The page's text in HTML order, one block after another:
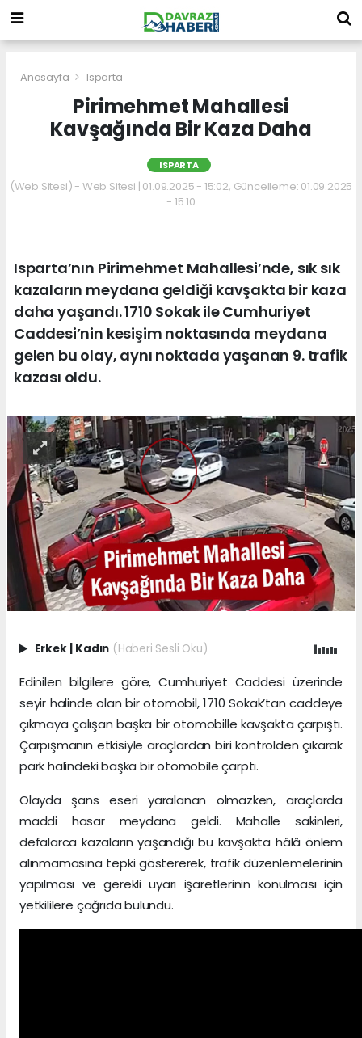
Anasayfa Isparta
Pirimehmet Mahallesi
Kavşağında Bir Kaza Daha
ISPARTA
(Web Sitesi) - Web Sitesi | 01.09.2025 - 15:02, Güncelleme: 01.09.2025
- 15:10
Isparta’nın Pirimehmet Mahallesi’nde, sık sık
kazaların meydana geldiği kavşakta bir kaza
daha yaşandı. 1710 Sokak ile Cumhuriyet
Caddesi’nin kesişim noktasında meydana
gelen bu olay, aynı noktada yaşanan 9. trafik
kazası oldu.
Erkek | Kadın (Haberi Sesli Oku)
Edinilen bilgilere göre, Cumhuriyet Caddesi üzerinde
seyir halinde olan bir otomobil, 1710 Sokak’tan caddeye
çıkmaya çalışan başka bir otomobille kavşakta çarpıştı.
Çarpışmanın etkisiyle araçlardan biri kontrolden çıkarak
park halindeki başka bir otomobile çarptı.
Olayda şans eseri yaralanan olmazken, araçlarda
maddi hasar meydana geldi. Mahalle sakinleri,
defalarca kazaların yaşandığı bu kavşakta hâlâ önlem
alınmamasına tepki göstererek, trafik düzenlemelerinin
yapılması ve gerekli uyarı işaretlerinin konulması için
yetkililere çağrıda bulundu.